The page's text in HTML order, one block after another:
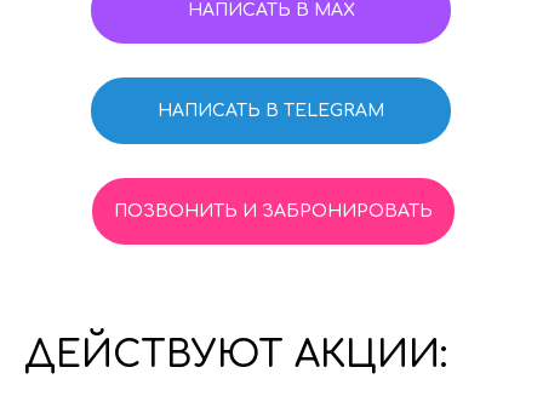
ПОЗВОНИТЬ И ЗАБРОНИРОВАТЬ
НАПИСАТЬ В MAX
НАПИСАТЬ В TELEGRAM
ДЕЙСТВУЮТ АКЦИИ: